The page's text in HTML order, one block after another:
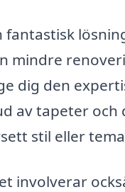
mindre
dig den
av tapeter och
stil eller
involverar